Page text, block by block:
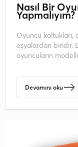
Nasıl Bir
Yapmalıyım?
Oyuncu koltukları,
eşyalardan biridir.
oyuncuların
Devamını oku